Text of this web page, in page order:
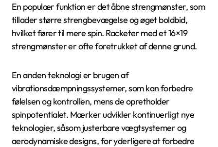
En populær funktion er det åbne strengmønster, som
tillader større strengbevægelse og øget boldbid,
hvilket fører til mere spin. Racketer med et 16×19
strengmønster er ofte foretrukket af denne grund.
En anden teknologi er brugen af
vibrationsdæmpningssystemer, som kan forbedre
følelsen og kontrollen, mens de opretholder
spinpotentialet. Mærker udvikler kontinuerligt nye
teknologier, såsom justerbare vægtsystemer og
aerodynamiske designs, for yderligere at forbedre